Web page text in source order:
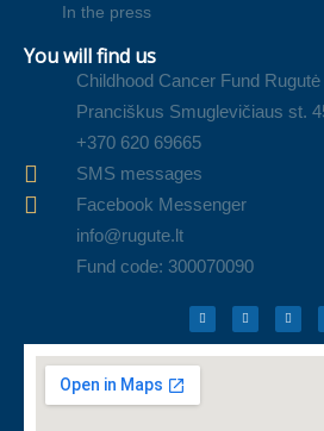
In the press
You will find us
Childhood Cancer Fund Rugutė
Pranciškus Smuglevičiaus st.
+370 620 69665
SMS messages
Facebook Messenger
info@rugute.lt
Fund code: 300070090